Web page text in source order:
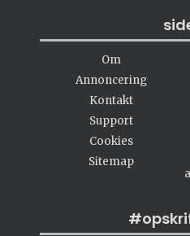
Om
Annoncering
Kontakt
Support
Cookies
Sitemap